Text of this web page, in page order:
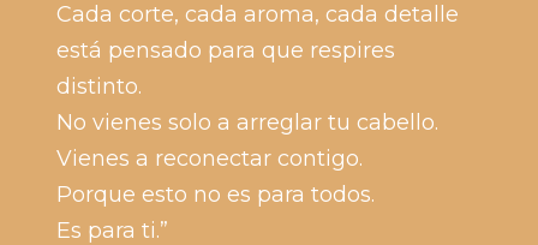
Cada corte, cada aroma, cada detalle
está pensado para que respires
distinto.
No vienes solo a arreglar tu cabello.
Vienes a reconectar contigo.
Porque esto no es para todos.
Es para ti.”